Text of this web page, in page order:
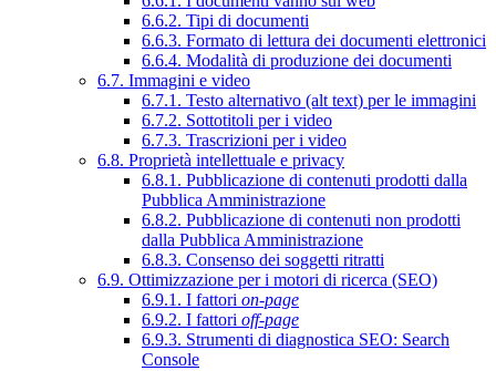
6.6.2. Tipi di documenti
6.6.3. Formato di lettura dei documenti elettronici
6.6.4. Modalità di produzione dei documenti
6.7. Immagini e video
6.7.1. Testo alternativo (alt text) per le immagini
6.7.2. Sottotitoli per i video
6.7.3. Trascrizioni per i video
6.8. Proprietà intellettuale e privacy
6.8.1. Pubblicazione di contenuti prodotti dalla
Pubblica Amministrazione
6.8.2. Pubblicazione di contenuti non prodotti
dalla Pubblica Amministrazione
6.8.3. Consenso dei soggetti ritratti
6.9. Ottimizzazione per i motori di ricerca (SEO)
6.9.1. I fattori on-page
6.9.2. I fattori off-page
6.9.3. Strumenti di diagnostica SEO: Search
Console